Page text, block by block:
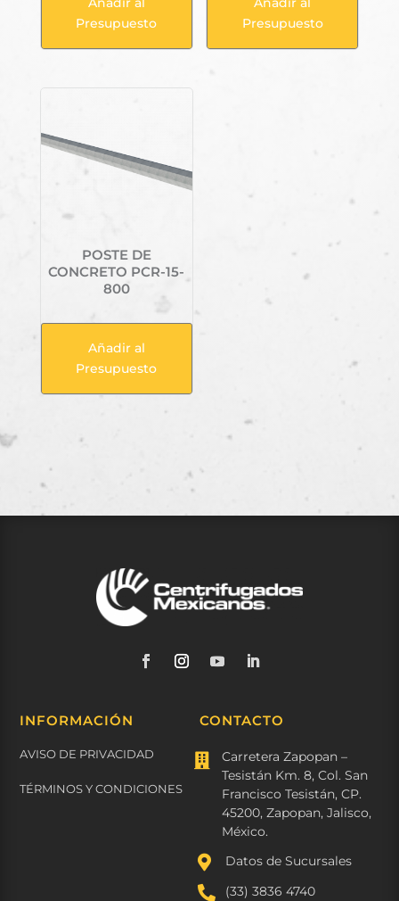
Presupuesto
Presupuesto
POSTE DE
CONCRETO PCR-15-
800
Añadir al
Presupuesto
INFORMACIÓN
AVISO DE PRIVACIDAD
TÉRMINOS Y CONDICIONES
CONTACTO

Carretera Zapopan –
Tesistán Km. 8, Col. San
Francisco Tesistán, CP.
45200, Zapopan, Jalisco,
México.
 Datos de Sucursales
 (33) 3836 4740